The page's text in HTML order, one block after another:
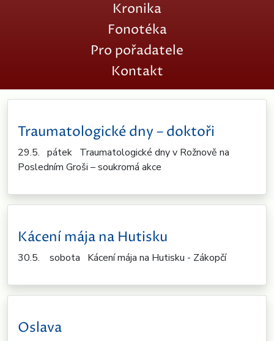
Kronika
Fonotéka
Pro pořadatele
Kontakt
Traumatologické dny – doktoři
29.5. pátek Traumatologické dny v Rožnově na
Posledním Groši – soukromá akce
Kácení mája na Hutisku
30.5. sobota Kácení mája na Hutisku - Zákopčí
Oslava